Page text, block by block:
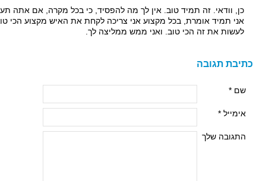
כן, וודאי. זה תמיד טוב. אין לך מה להפסיד, כי בכל מקרה, אם אתה
אני תמיד אומרת, בכל מקצוע אני צריכה לקחת את האיש מקצוע הכי
לעשות את זה הכי טוב. ואני ממש ממליצה לך.
כתיבת תגובה
שם *
אימייל *
התגובה שלך